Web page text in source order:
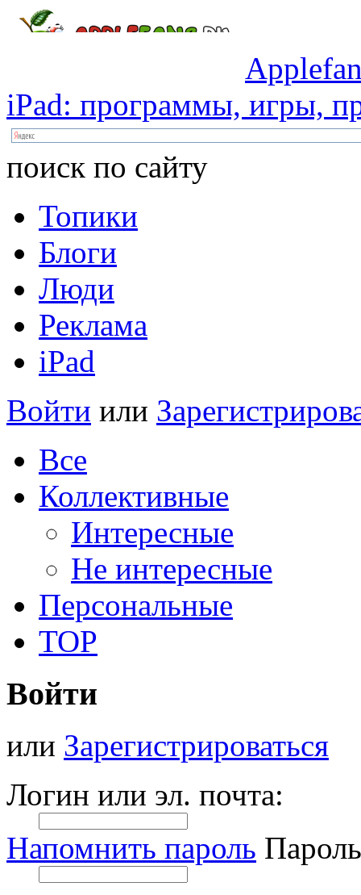
iPad: программы, игры,
поиск по сайту
Топики
Блоги
Люди
Реклама
iPad
Войти или
Все
Коллективные
Интересные
Не интересные
Персональные
TOP
Войти
или Зарегистрироваться
Логин или эл. почта:
Напомнить пароль